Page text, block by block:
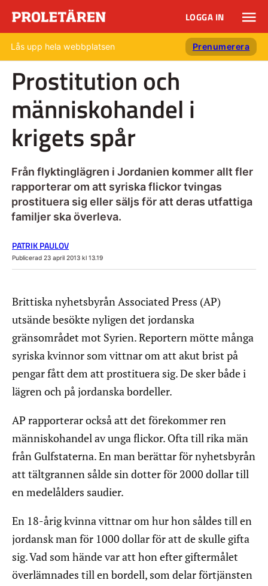
LOGGA IN
Lås upp hela webbplatsen Prenumerera
Prostitution och
människohandel i
krigets spår
Från flyktinglägren i Jordanien kommer allt fler
rapporterar om att syriska flickor tvingas
prostituera sig eller säljs för att deras utfattiga
familjer ska överleva.
PATRIK PAULOV
Publicerad 23 april 2013 kl 13.19
Brittiska nyhetsbyrån Associated Press (AP)
utsände besökte nyligen det jordanska
gränsområdet mot Syrien. Reportern mötte många
syriska kvinnor som vittnar om att akut brist på
pengar fått dem att prostituera sig. De sker både i
lägren och på jordanska bordeller.
AP rapporterar också att det förekommer ren
människohandel av unga flickor. Ofta till rika män
från Gulfstaterna. En man berättar för nyhetsbyrån
att tältgrannen sålde sin dotter för 2000 dollar till
en medelålders saudier.
En 18-årig kvinna vittnar om hur hon såldes till en
jordansk man för 1000 dollar för att de skulle gifta
sig. Vad som hände var att hon efter giftermålet
överlämnades till en bordell, som delar förtjänsten